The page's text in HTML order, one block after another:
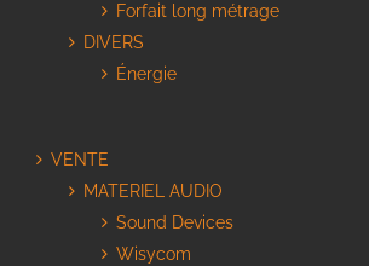
Forfait long métrage
DIVERS
Énergie
VENTE
MATERIEL AUDIO
Sound Devices
Wisycom